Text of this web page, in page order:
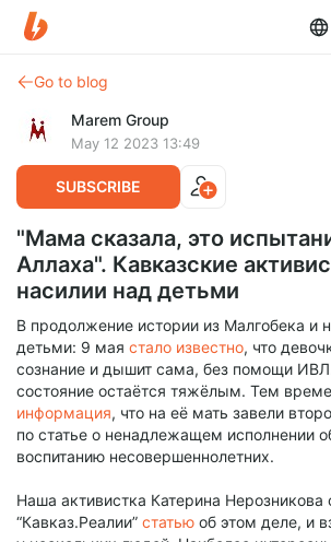
Go to blog
Marem Group
May 12 2023 13:49
SUBSCRIBE
"Мама сказала, это
Аллаха". Кавказские
насилии над детьми
В продолжение истории из Малгобека и
детьми: 9 мая стало известно, что
сознание и дышит сама, без помощи
состояние остаётся тяжёлым. Тем
информация, что на её мать завели
по статье о ненадлежащем исполнении
воспитанию несовершеннолетних.
Наша активистка Катерина Нерозникова
“Кавказ.Реалии” статью об этом деле, и